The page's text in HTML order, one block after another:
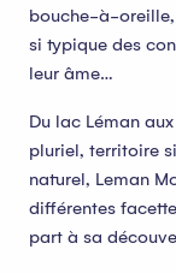
bouche-à-oreille,
si typique des
leur âme…
Du lac Léman
pluriel, territoire
naturel, Leman
différentes
part à sa